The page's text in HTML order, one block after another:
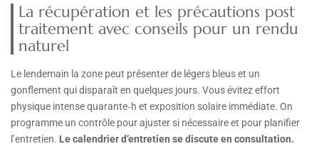
La récupération et les précautions post
traitement avec conseils pour un rendu
naturel
Le lendemain la zone peut présenter de légers bleus et un
gonflement qui disparaît en quelques jours. Vous évitez effort
physique intense quarante‑h et exposition solaire immédiate. On
programme un contrôle pour ajuster si nécessaire et pour planifier
l’entretien. Le calendrier d’entretien se discute en consultation.